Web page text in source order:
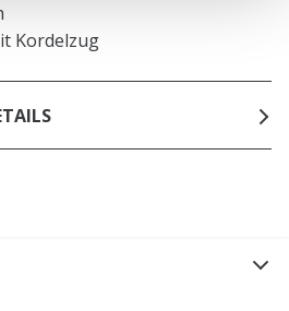
Kordelzug